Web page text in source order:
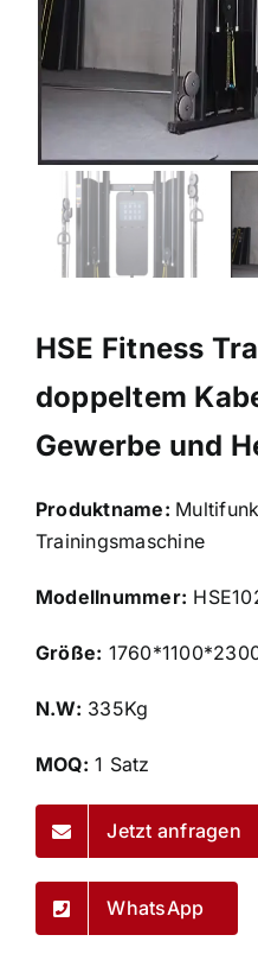
HSE Fitness
doppeltem
Gewerbe und
Produktname:
Trainingsmaschine
Modellnummer:
Größe:
N.W: 335Kg
MOQ: 1 Satz
Jetzt anfragen
WhatsApp